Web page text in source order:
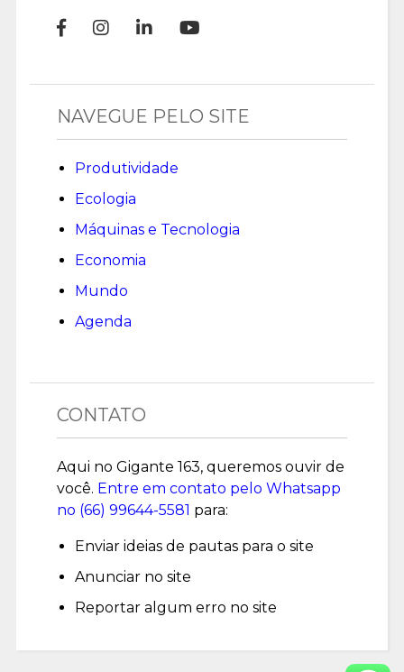
NAVEGUE PELO SITE
Produtividade
Ecologia
Máquinas e Tecnologia
Economia
Mundo
Agenda
CONTATO
Aqui no Gigante 163, queremos ouvir de
você. Entre em contato pelo Whatsapp
no (66) 99644-5581 para:
Enviar ideias de pautas para o site
Anunciar no site
Reportar algum erro no site